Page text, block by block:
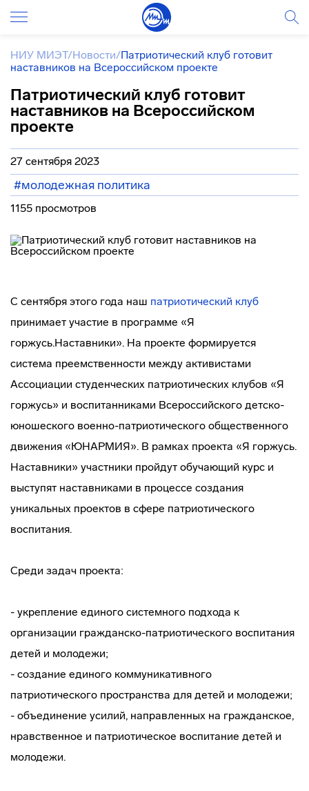
НИУ МИЭТ/Новости/Патриотический клуб готовит
наставников на Всероссийском проекте
Патриотический клуб готовит
наставников на Всероссийском
проекте
27 сентября 2023
#молодежная политика
1155 просмотров
С сентября этого года наш патриотический клуб
принимает участие в программе «Я
горжусь.Наставники». На проекте формируется
система преемственности между активистами
Ассоциации студенческих патриотических клубов «Я
горжусь» и воспитанниками Всероссийского детско-
юношеского военно-патриотического общественного
движения «ЮНАРМИЯ». В рамках проекта «Я горжусь.
Наставники» участники пройдут обучающий курс и
выступят наставниками в процессе создания
уникальных проектов в сфере патриотического
воспитания.
Среди задач проекта:
- укрепление единого системного подхода к
организации гражданско-патриотического воспитания
детей и молодежи;
- создание единого коммуникативного
патриотического пространства для детей и молодежи;
- объединение усилий, направленных на гражданское,
нравственное и патриотическое воспитание детей и
молодежи.